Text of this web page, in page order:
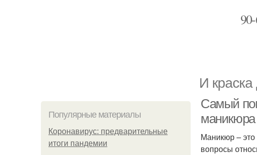
И
Популярные материалы
Коронавирус: предварительные
итоги пандемии
Самый
маникюра
Маникюр –
вопросы